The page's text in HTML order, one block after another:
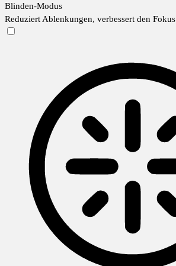
Blinden-Modus
Reduziert Ablenkungen, verbessert den Fokus